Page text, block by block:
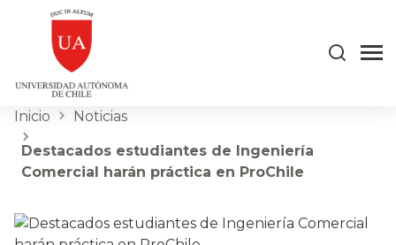
Inicio Noticias
Destacados estudiantes de Ingeniería
Comercial harán práctica en ProChile